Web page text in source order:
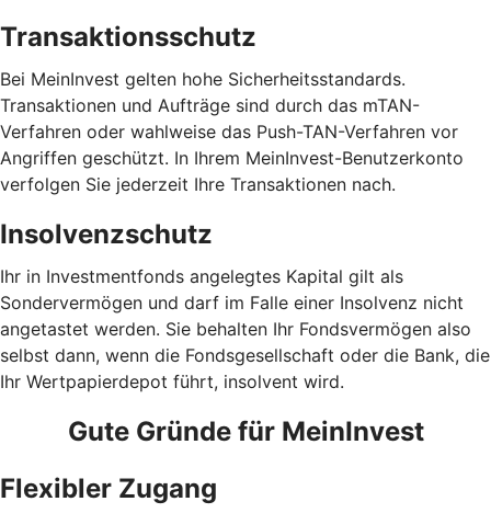
Transaktionsschutz
Bei MeinInvest gelten hohe Sicherheitsstandards.
Transaktionen und Aufträge sind durch das mTAN-
Verfahren oder wahlweise das Push-TAN-Verfahren vor
Angriffen geschützt. In Ihrem MeinInvest-Benutzerkonto
verfolgen Sie jederzeit Ihre Transaktionen nach.
Insolvenzschutz
Ihr in Investmentfonds angelegtes Kapital gilt als
Sondervermögen und darf im Falle einer Insolvenz nicht
angetastet werden. Sie behalten Ihr Fondsvermögen also
selbst dann, wenn die Fondsgesellschaft oder die Bank, die
Ihr Wertpapierdepot führt, insolvent wird.
Gute Gründe für MeinInvest
Flexibler Zugang